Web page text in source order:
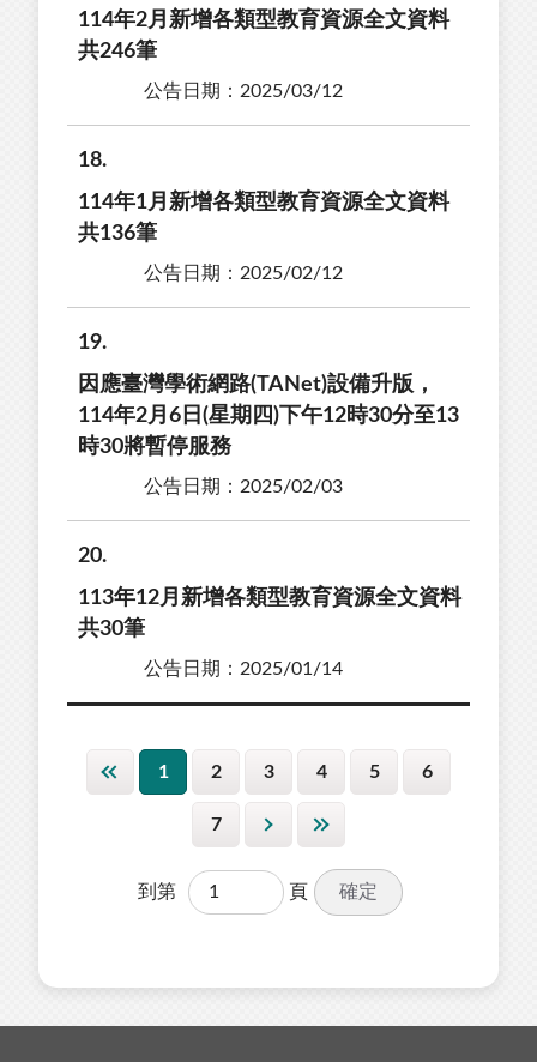
114年2月新增各類型教育資源全文資料
共246筆
公告日期：2025/03/12
18
114年1月新增各類型教育資源全文資料
共136筆
公告日期：2025/02/12
19
因應臺灣學術網路(TANet)設備升版，
114年2月6日(星期四)下午12時30分至13
時30將暫停服務
公告日期：2025/02/03
20
113年12月新增各類型教育資源全文資料
共30筆
公告日期：2025/01/14
1 2 3 4 5 6
7
到第 頁 確定